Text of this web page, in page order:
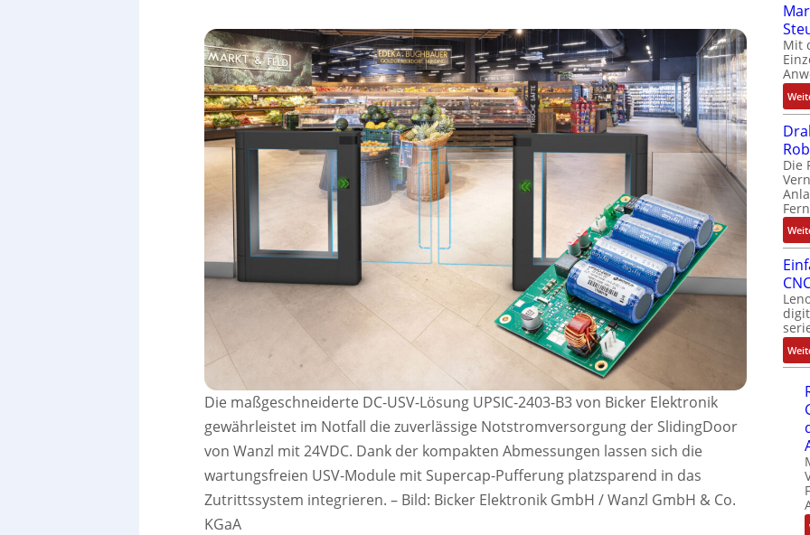
Die maßgeschneiderte DC-USV-Lösung UPSIC-2403-B3 von Bicker Elektronik
gewährleistet im Notfall die zuverlässige Notstromversorgung der SlidingDoor
von Wanzl mit 24VDC. Dank der kompakten Abmessungen lassen sich die
wartungsfreien USV-Module mit Supercap-Pufferung platzsparend in das
Zutrittssystem integrieren. – Bild: Bicker Elektronik GmbH / Wanzl GmbH & Co.
KGaA
Mit
Die